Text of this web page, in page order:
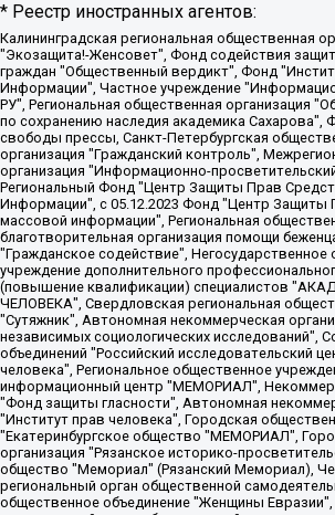
* Реестр иностранных агентов:
Калининградская региональная общественная организация "Экозащита!-Женсовет", Фонд содействия защите прав и свобод граждан "Общественный вердикт", Фонд "Институт Развития Свободы Информации", Частное учреждение "Информационное агентство МЕМО. РУ", Региональная общественная организация "Общественная комиссия по сохранению наследия академика Сахарова", Фонд поддержки свободы прессы, Санкт-Петербургская общественная правозащитная организация "Гражданский контроль", Межрегиональная общественная организация "Информационно-просветительский центр "Мемориал", Региональный Фонд "Центр Защиты Прав Средств Массовой Информации", с 05.12.2023 Фонд "Центр Защиты Прав Средств массовой информации", Региональная общественная благотворительная организация помощи беженцам и мигрантам "Гражданское содействие", Негосударственное образовательное учреждение дополнительного профессионального образования (повышение квалификации) специалистов "АКАДЕМИЯ ПО ПРАВАМ ЧЕЛОВЕКА", Свердловская региональная общественная организация "Сутяжник", Автономная некоммерческая организация "Центр независимых социологических исследований", Союз общественных объединений "Российский исследовательский центр по правам человека", Региональное общественное учреждение научно-информационный центр "МЕМОРИАЛ", Некоммерческая организация "Фонд защиты гласности", Автономная некоммерческая организация "Институт прав человека", Городская общественная организация "Екатеринбургское общество "МЕМОРИАЛ", Городская общественная организация "Рязанское историко-просветительское и правозащитное общество "Мемориал" (Рязанский Мемориал), Челябинский региональный орган общественной самодеятельности – женское общественное объединение "Женщины Евразии", Челябинский региональный орган общественной самодеятельности "Уральская правозащитная группа", Фонд содействия защите здоровья и социальной справедливости имени Андрея Рылькова, Автономная Некоммерческая Организация "Аналитический Центр Юрия Левады", Автономная некоммерческая организация социальной поддержки населения "Проект Апрель", Региональная общественная организация помощи женщинам и детям, находящимся в кризисной ситуации "Информационно-методический центр "Анна", Фонд содействия развитию массовых коммуникаций и правовому просвещению "Так-так-Так", Фонд содействия устойчивому развитию "Серебряная тайга", Свердловский региональный общественный фонд социальных проектов "Новое время", "Idel.Реалии", Кавказ.Реалии, Крым.Реалии, Телеканал Настоящее Время, Татаро-башкирская служба Радио Свобода (Azatliq Radiosi), Радио Свободная Европа/Радио Свобода (PCE/PC), "Сибирь.Реалии", "Фактограф", Благотворительный фонд помощи осужденным и их семьям, Автономная некоммерческая организация "Институт глобализации и социальных движений", Фонд "В защиту прав заключенных", Частное учреждение "Центр поддержки и содействия развитию средств массовой информации", Пензенский региональный общественный благотворительный фонд "Гражданский союз", "Север.Реалии", Некоммерческая организация Фонд "Правовая инициатива", Общество с ограниченной ответственностью "Радио Свободная Европа/Радио Свобода", Чешское информационное агентство "MEDIUM-ORIENT", Красноярская региональная общественная организация "Мы против СПИДа", Камалягин Денис Николаевич, Маркелов Сергей Евгеньевич, Пономарев Лев Александрович, Савицкая Людмила Алексеевна, Автономная некоммерческая организация "Центр по работе с проблемой насилия "НАСИЛИЮ.НЕТ", Межрегиональный профессиональный союз работников здравоохранения "Альянс врачей", Юридическое лицо, зарегистрированное в Латвийской Республике, SIA "Medusa Project" (регистрационный номер 40103797863, дата регистрации 10.06.2014), Некоммерческая организация "Фонд по борьбе с коррупцией", Автономная некоммерческая организация "Институт права и публичной политики", Баданин Роман Сергеевич, Гликин Максим Александрович, Железнова Мария Михайловна, Лукьянова Юлия Сергеевна, Маетная Елизавета Витальевна, Маняхин Петр Борисович, Чуракова Ольга Владимировна, Ярош Юлия Петровна, Юридическое лицо "The Insider SIA", зарегистрированное в Риге, Латвийская Республика (дата регистрации 26.06.2015), являющееся администратором доменного имени интернет-издания "The Insider SIA", https://theins.ru, Постернак Алексей Евгеньевич, Рубин Михаил Аркадьевич, Анин Роман Александрович, Юридическое лицо Istories fonds, зарегистрированное в Латвийской Республике (регистрационный номер 50008295751, дата регистрации 24.02.2020), Великовский Дмитрий Александрович, Долинина Ирина Николаевна, Мароховская Алеся Алексеевна, Шлейнов Роман Юрьевич, Шмагун Олеся Валентиновна, Общество с ограниченной ответственностью "Альтаир 2021", Общество с ограниченной ответственностью "Вега 2021", Общество с ограниченной ответственностью "Главный редактор 2021", Общество с ограниченной ответственностью "Ромашки монолит", Важенков Артем Валерьевич, Ивановская областная общественная организация "Центр гендерных исследований", Гурман Юрий Альбертович, Медиапроект "ОВД-Инфо", Егоров Владимир Владимирович, Жилинский Владимир Александрович, Общество с ограниченной ответственностью "ЗП", Иванова София Юрьевна, Карезина Инна Павловна, Кильтау Екатерина Викторовна, Петров Алексей Викторович, Пискунов Сергей Евгеньевич, Смирнов Сергей Сергеевич, Тихонов Михаил Сергеевич, Общество с ограниченной ответственностью "ЖУРНАЛИСТ-ИНОСТРАННЫЙ АГЕНТ", Арапова Галина Юрьевна, Вольтская Татьяна Анатольевна, Американская компания "Mason G.E.S. Anonymous Foundation" (США), являющаяся владельцем интернет-издания https://mnews.world/, Компания "Stichting Bellingcat", зарегистрированная в Нидерландах (дата регистрации 11.07.2018), Захаров Андрей Вячеславович, Клепиковская Екатерина Дмитриевна, Общество с ограниченной ответственностью "МЕМО", Перл Роман Александрович, Симонов Евгений Алексеевич, Соловьева Елена Анатольевна, Сотников Даниил Владимирович, Сурначева Елизавета Дмитриевна, Автономная некоммерческая организация по защите прав человека и информированию населения "Якутия – Наше Мнение", Общество с ограниченной ответственностью "Москоу диджитал медиа", с 26.01.2023 Общество с ограниченной ответственностью "Чайка Белые сады", Ветошкина Валерия Валерьевна, Заговора Максим Александрович, Межрегиональное общественное движение "Российская ЛГБТ - сеть", Оленичев Максим Владимирович, Павлов Иван Юрьевич, Скворцова Елена Сергеевна, Общество с ограниченной ответственностью "Как бы инагент", Кочетков Игорь Викторович, Общество с ограниченной ответственностью "Честные выборы", Еланчик Олег Александрович, Общество с ограниченной ответственностью "Нобелевский призыв", Гималова Регина Эмилевна, Григорьев Андрей Валерьевич, Григорьева Алина Александровна, Ассоциация по содействию защите прав призывников, альтернативнослужащих и военнослужащих "Правозащитная группа "Гражданин.Армия.Право", Хисамова Регина Фаритовна, Автономная некоммерческая организация по реализации социально-правовых программ "Лилит", Дальневосточное общественное движение "Маяк", Санкт-Петербургская ЛГБТ-инициативная группа "Выход", Инициативная группа ЛГБТ+ "Реверс", Алексеев Андрей Викторович, Бекбулатова Таисия Львовна, Беляев Иван Михайлович, Владыкина Елена Сергеевна, Гельман Марат Александрович, Никульшина Вероника Юрьевна, Толоконникова Надежда Андреевна, Шендерович Виктор Анатольевич, Общество с ограниченной ответственностью "Данное сообщение", Общество с ограниченной ответственностью Издательский дом "Новая глава", Айнбиндер Александра Александровна, Московский комьюнити-центр для ЛГБТ+инициатив, Благотворительный фонд развития филантропии, Deutsche Welle (Германия, Kurt-Schumacher-Strasse 3, 53113 Bonn), Борзунова Мария Михайловна, Воробьев Виктор Викторович, Голубева Анна Львовна, Константинова Алла Михайловна, Малкова Ирина Владимировна, Мурадов Мурад Абдулгалимович, Осетинская Елизавета Николаевна, Понасенков Евгений Николаевич, Ганапольский Матвей Юрьевич, Киселев Евгений Алексеевич, Борухович Ирина Григорьевна, Дремин Иван Тимофеевич, Дубровский Дмитрий Викторович, Красноярская региональная общественная организация поддержки и развития альтернативных образовательных технологий и межкультурных коммуникаций "ИНТЕРРА", Маяковская Екатерина Алексеевна, Фейгин Марк Захарович, Филимонов Андрей Викторович, Дзугкоева